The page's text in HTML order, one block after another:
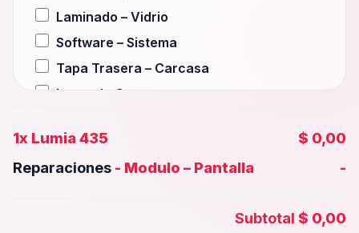
Laminado – Vidrio
Software – Sistema
Tapa Trasera – Carcasa
Lente de Camara
Wifi – Señal – Antena
Camara Trasera
1x Lumia 435
$ 0,00
Reparaciones - Modulo – Pantalla -
Subtotal $ 0,00